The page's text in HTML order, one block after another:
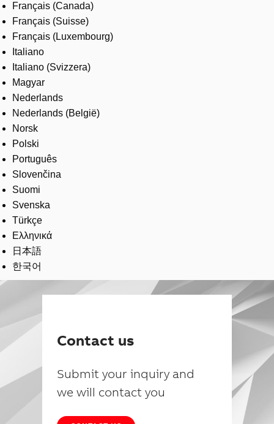
Français (Canada)
Français (Suisse)
Français (Luxembourg)
Italiano
Italiano (Svizzera)
Magyar
Nederlands
Nederlands (België)
Norsk
Polski
Português
Slovenčina
Suomi
Svenska
Türkçe
Ελληνικά
日本語
한국어
Contact us
Submit your inquiry and
we will contact you